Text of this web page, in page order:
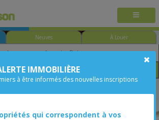
Neuves À Louer
Prix
IMMOBILIÈRE
à être informés des nouvelles inscriptions
qui correspondent à vos